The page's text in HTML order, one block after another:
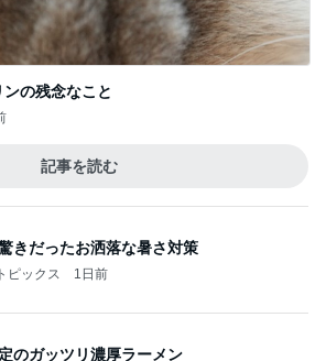
の残念なこと
記事を読む
きだったお洒落な暑さ対策
ピックス 1日前
のガッツリ濃厚ラーメン